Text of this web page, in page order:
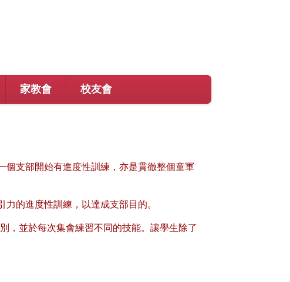
家教會 校友會
支部開始有進度性訓練，亦是貫徹整個童軍
的進度性訓練，以達成支部目的。
，並於每次集會練習不同的技能。讓學生除了